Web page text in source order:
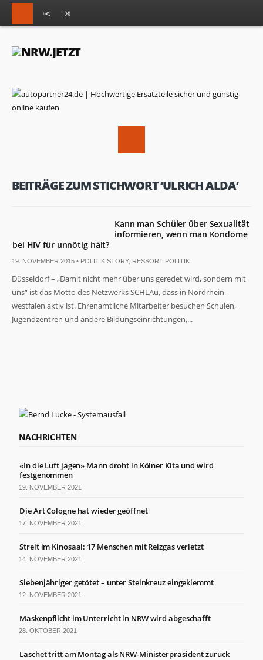
BEITRÄGE ZUM STICHWORT ‘ULRICH ALDA’
Kann man Schüler über Sexualität
informieren, wenn man Kondome
bei HIV für unnötig hält?
19. NOVEMBER 2015 • POLITIK STORY, RESSORT POLITIK
Düsseldorf – „Damit nicht mehr über uns geredet wird, sondern mit
uns“ ist das Motto des Netzwerks SCHLAu, dass in Nordrhein-
westfalen aktiv ist. Ehrenamtliche Mitarbeiter besuchen Schulen,
Jugendzentren und andere Bildungseinrichtungen,...
NACHRICHTEN
«In die Luft jagen» Mann droht in Kölner Kita und wird
festgenommen
19. NOVEMBER 2021
Die Art Cologne hat wieder geöffnet
17. NOVEMBER 2021
Streit im Kinosaal: 17 Menschen mit Reizgas verletzt
14. NOVEMBER 2021
Siebenjähriger getötet – unter Steinkreuz eingeklemmt
12. NOVEMBER 2021
Maskenpflicht im Unterricht in NRW wird abgeschafft
28. OKTOBER 2021
Laschet tritt am Montag als NRW-Ministerpräsident zurück